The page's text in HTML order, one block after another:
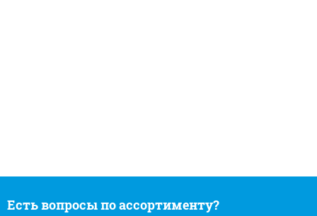
Есть вопросы по ассортименту?